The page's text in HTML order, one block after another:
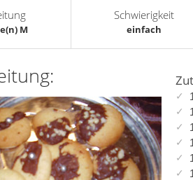
M
Schwierigkeit
einfach